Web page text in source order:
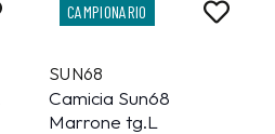
CAMPIONARIO
SUN68
Camicia Sun68
Marrone tg.L